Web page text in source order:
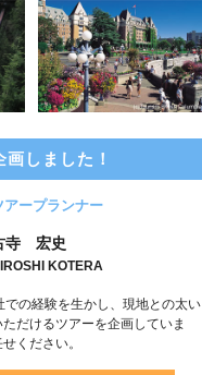
画しました！
アープランナー
寺 宏史
KOTERA
の経験を生かし、現地との太い
だけるツアーを企画していま
ください。